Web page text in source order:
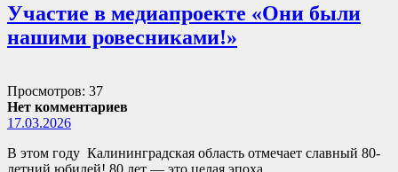
Участие в медиапроекте «Они были
нашими ровесниками!»
Просмотров: 37
Нет комментариев
17.03.2026
В этом году Калининградская область отмечает славный 80-
летний юбилей! 80 лет — это целая эпоха,